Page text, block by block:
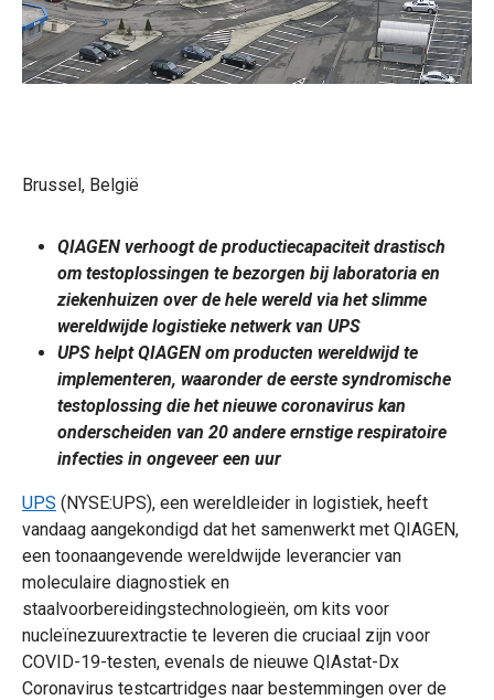
Brussel, België
QIAGEN verhoogt de productiecapaciteit drastisch
om testoplossingen te bezorgen bij laboratoria en
ziekenhuizen over de hele wereld via het slimme
wereldwijde logistieke netwerk van UPS
UPS helpt QIAGEN om producten wereldwijd te
implementeren, waaronder de eerste syndromische
testoplossing die het nieuwe coronavirus kan
onderscheiden van 20 andere ernstige respiratoire
infecties in ongeveer een uur
UPS (NYSE:UPS), een wereldleider in logistiek, heeft
vandaag aangekondigd dat het samenwerkt met QIAGEN,
een toonaangevende wereldwijde leverancier van
moleculaire diagnostiek en
staalvoorbereidingstechnologieën, om kits voor
nucleïnezuurextractie te leveren die cruciaal zijn voor
COVID-19-testen, evenals de nieuwe QIAstat-Dx
Coronavirus testcartridges naar bestemmingen over de